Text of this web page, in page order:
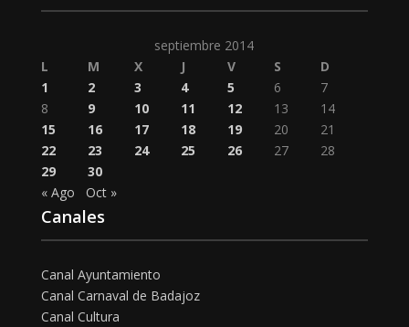
septiembre 2014
L
M X J V S
D
1
2 3 4 5 6
7
8
9 10 11 12 13
14
15
16 17 18 19 20
21
22
23 24 25 26 27
28
29
30
« Ago
Oct »
Canales
Canal Ayuntamiento
Canal Carnaval de Badajoz
Canal Cultura